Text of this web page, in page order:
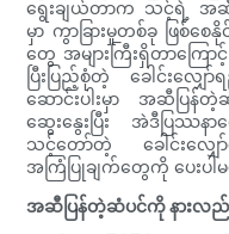
ရွေးချယ်တာက သင့်ရဲ့ အဆီ
မှာ ကွာခြားမှုတစ်ခု ဖြစ်စ
တွေ အများကြီးရှိတာကြ
ပြီးပြည့်စုံတဲ့ ခေါင်းလ
ဆောင်းပါးမှာ အဆီပြန်
ဆွေးနွေးပြီး အဲဒီပြဿ
သင့်တော်တဲ့ ခေါင်းလ
အကြံပြုချက်တွေကို ပေးပါ
အဆီပြန်တဲ့ဆံပင်ကို နားလည်ခ